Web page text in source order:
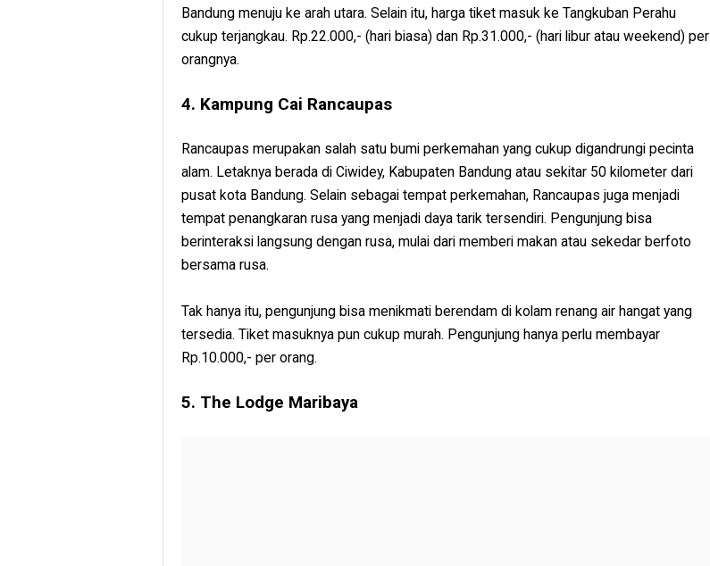
Bandung menuju ke arah utara. Selain itu, harga tiket masuk ke Tangkuban Perahu
cukup terjangkau. Rp.22.000,- (hari biasa) dan Rp.31.000,- (hari libur atau weekend) per
orangnya.
4. Kampung Cai Rancaupas
Rancaupas merupakan salah satu bumi perkemahan yang cukup digandrungi pecinta
alam. Letaknya berada di Ciwidey, Kabupaten Bandung atau sekitar 50 kilometer dari
pusat kota Bandung. Selain sebagai tempat perkemahan, Rancaupas juga menjadi
tempat penangkaran rusa yang menjadi daya tarik tersendiri. Pengunjung bisa
berinteraksi langsung dengan rusa, mulai dari memberi makan atau sekedar berfoto
bersama rusa.
Tak hanya itu, pengunjung bisa menikmati berendam di kolam renang air hangat yang
tersedia. Tiket masuknya pun cukup murah. Pengunjung hanya perlu membayar
Rp.10.000,- per orang.
5. The Lodge Maribaya